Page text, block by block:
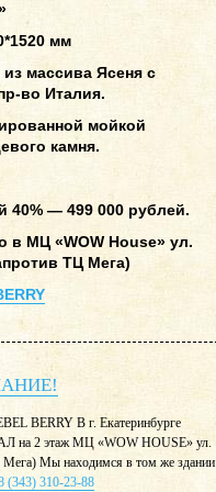
мм
массива Ясеня с
во Италия.
мойкой
камня.
40% — 499 000 рублей.
в МЦ «WOW House» ул.
ТЦ Мега)
BERRY В г. Екатеринбурге
на 2 этаж МЦ «WOW HOUSE» ул.
Мы находимся в том же здании
(343) 310-23-88